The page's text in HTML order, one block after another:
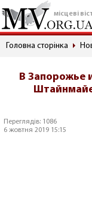
місцеві
Головна сторінка
В Запорожье
Переглядів: 1086
6 жовтня 2019 15:15